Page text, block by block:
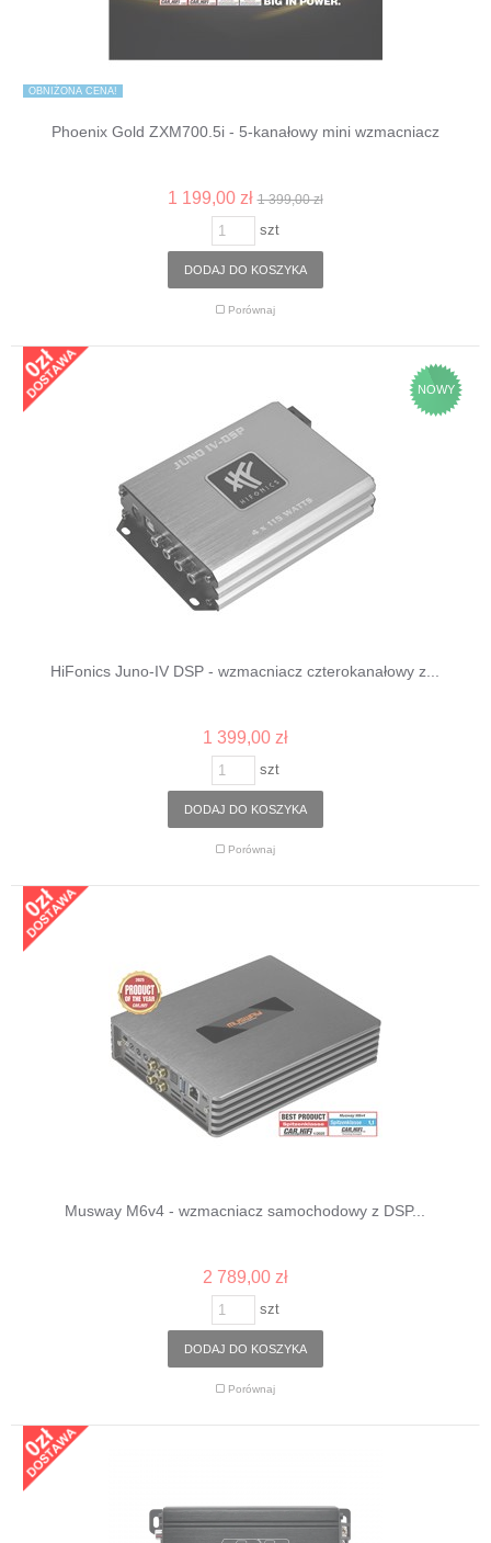
Phoenix Gold ZXM700.5i - 5-kanałowy mini wzmacniacz
1 199,00 zł 1 399,00 zł
OBNIŻONA CENA!
szt
DODAJ DO KOSZYKA
Porównaj
NOWY
HiFonics Juno-IV DSP - wzmacniacz czterokanałowy z...
1 399,00 zł
szt
DODAJ DO KOSZYKA
Porównaj
Musway M6v4 - wzmacniacz samochodowy z DSP...
2 789,00 zł
szt
DODAJ DO KOSZYKA
Porównaj